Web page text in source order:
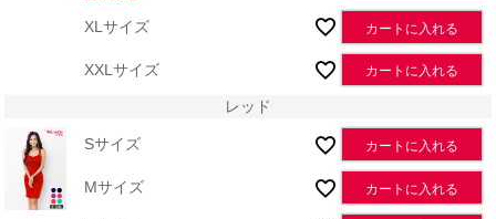
XLサイズ カートに入れる
XXLサイズ カートに入れる
レッド
Sサイズ カートに入れる
Mサイズ カートに入れる